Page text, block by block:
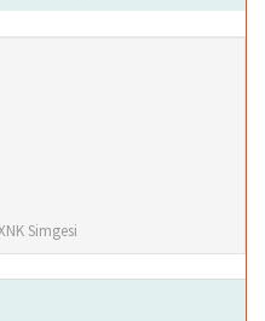
Simgesi